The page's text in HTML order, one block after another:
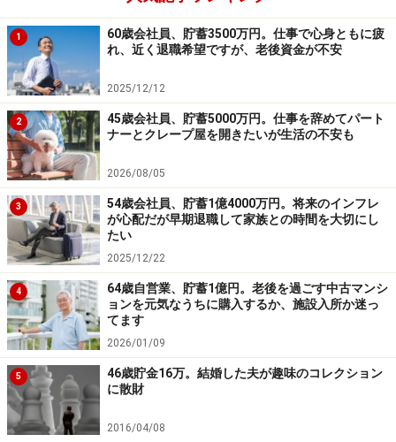
1
60歳会社員、貯蓄3500万円。仕事で心身ともに疲
れ、近く退職希望ですが、老後資金が不安
2025/12/12
2
45歳会社員、貯蓄5000万円。仕事を辞めてパート
ナーとクレープ屋を開きたいが生活の不安も
2026/08/05
3
54歳会社員、貯蓄1億4000万円。将来のインフレ
が心配だが早期退職して家族との時間を大切にし
たい
2025/12/22
4
64歳自営業、貯蓄1億円。老後を過ごす中古マンシ
ョンを元気なうちに購入するか、施設入所か迷っ
てます
2026/01/09
5
46歳貯金16万。結婚した夫が趣味のコレクション
に散財
2016/04/08